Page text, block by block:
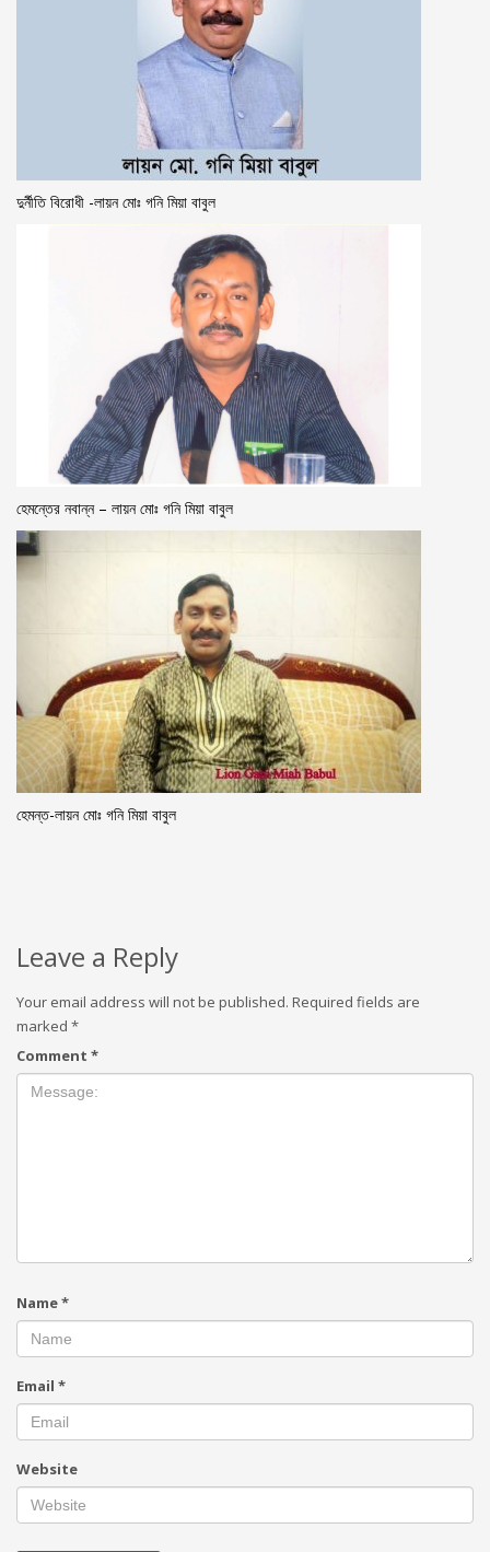
দুর্নীতি বিরোধী -লায়ন মোঃ গনি মিয়া বাবুল
হেমন্তের নবান্ন – লায়ন মোঃ গনি মিয়া বাবুল
হেমন্ত-লায়ন মোঃ গনি মিয়া বাবুল
Leave a Reply
Your email address will not be published. Required fields are
marked *
Comment *
Name*
Email *
Website